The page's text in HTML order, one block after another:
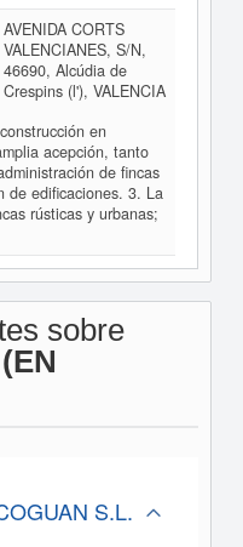
AVENIDA CORTS
VALENCIANES, S/N,
46690, Alcúdia de
Crespins (l'), VALENCIA
en
acepción, tanto
de fincas
de edificaciones. 3. La
rústicas y urbanas;
sobre
S.L.